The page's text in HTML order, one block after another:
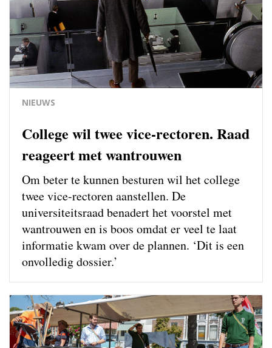
NIEUWS
College wil twee vice-rectoren. Raad
reageert met wantrouwen
Om beter te kunnen besturen wil het college
twee vice-rectoren aanstellen. De
universiteitsraad benadert het voorstel met
wantrouwen en is boos omdat er veel te laat
informatie kwam over de plannen. ‘Dit is een
onvolledig dossier.’